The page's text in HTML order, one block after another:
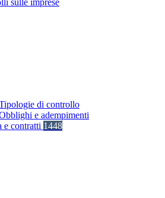
sulle imprese
di controllo
e adempimenti
e contratti 1448